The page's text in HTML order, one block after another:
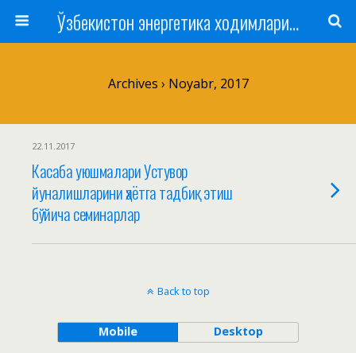
Ўзбекистон энергетика ходимлари касаба уюшмаси
Archives › Noyabr, 2017
22.11.2017
Касаба уюшмалари Устувор
йуналишларини ҳаётга тадбиқ этиш
бўйича семинарлар
Back to top
Mobile Desktop